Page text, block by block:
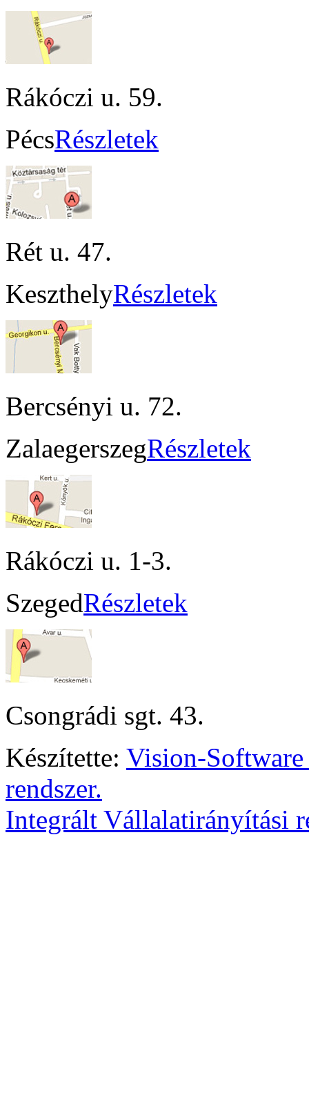
Rákóczi u. 59.
PécsRészletek
Rét u. 47.
KeszthelyRészletek
Bercsényi u. 72.
ZalaegerszegRészletek
Rákóczi u. 1-3.
SzegedRészletek
Csongrádi sgt. 43.
Készítette: Vision-
rendszer.
Integrált Vállalatirányítási